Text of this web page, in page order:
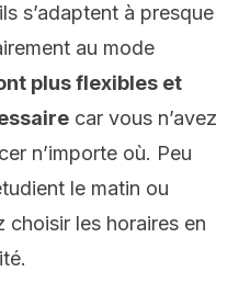
s’adaptent à presque
au mode
plus flexibles et
car vous n’avez
n’importe où. Peu
le matin ou
choisir les horaires en